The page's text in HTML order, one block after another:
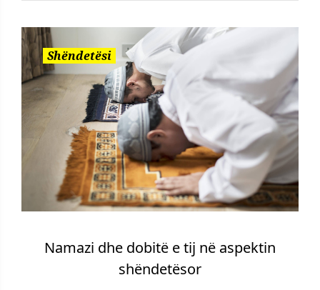
Shëndetësi
Namazi dhe dobitë e tij në aspektin
shëndetësor